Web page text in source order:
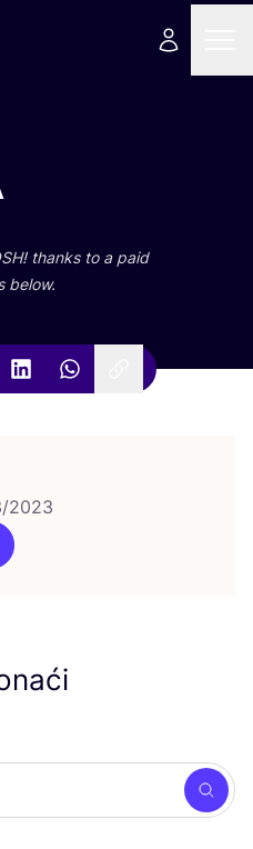
! than­ks to a paid
below.
2023